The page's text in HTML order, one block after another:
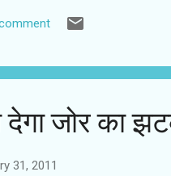
शो में लाते ही उसे स्टार के बने-
अब तो पैनल डिस्कशन में भी
देगा जोर का
31, 2011